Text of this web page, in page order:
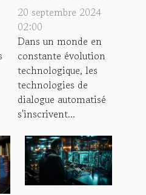
de dialogue
automatisé :
avantages et
limites
20 septembre 2024
02:00
Dans un monde en
constante évolution
technologique, les
technologies de
dialogue automatisé
s'inscrivent...